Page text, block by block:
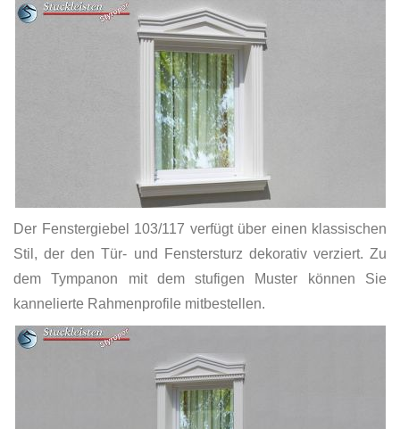
Der Fenstergiebel 103/117 verfügt über einen klassischen
Stil, der den Tür- und Fenstersturz dekorativ verziert. Zu
dem Tympanon mit dem stufigen Muster können Sie
kannelierte Rahmenprofile mitbestellen.